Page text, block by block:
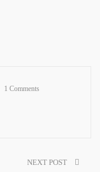
1 Comments
NEXT POST